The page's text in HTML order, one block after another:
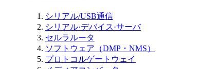
シリアル/USB通信
シリアル·デバイス·サーバ
セルラルータ
ソフトウェア（DMP・NMS）
プロトコルゲートウェイ